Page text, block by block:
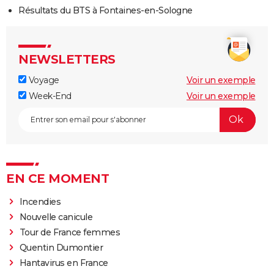
Résultats du BTS à Fontaines-en-Sologne
NEWSLETTERS
Voyage
Voir un exemple
Week-End
Voir un exemple
EN CE MOMENT
Incendies
Nouvelle canicule
Tour de France femmes
Quentin Dumontier
Hantavirus en France